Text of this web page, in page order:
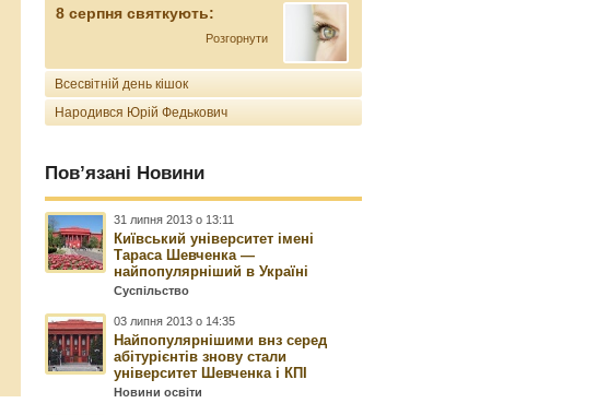
8 серпня святкують:
Розгорнути
Всесвітній день кішок
Народився Юрій Федькович
Пов’язані Новини
31 липня 2013 о 13:11
Київський університет імені
Тараса Шевченка —
найпопулярніший в Україні
Суспільство
03 липня 2013 о 14:35
Найпопулярнішими внз серед
абітурієнтів знову стали
університет Шевченка і КПІ
Новини освіти